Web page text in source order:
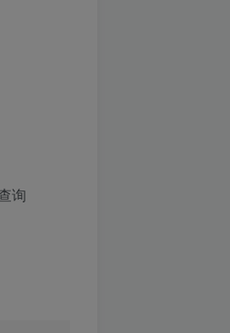
.
,application/signed-
询